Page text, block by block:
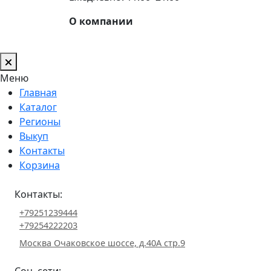
О компании
Меню
Главная
Каталог
Регионы
Выкуп
Контакты
Корзина
Контакты:
+79251239444
+79254222203
Москва Очаковское шоссе, д.40А стр.9